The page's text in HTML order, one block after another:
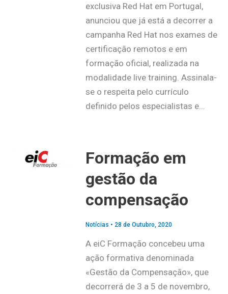
exclusiva Red Hat em Portugal,
anunciou que já está a decorrer a
campanha Red Hat nos exames de
certificação remotos e em
formação oficial, realizada na
modalidade live training. Assinala-
se o respeita pelo currículo
definido pelos especialistas e…
Formação em
gestão da
compensação
Notícias • 28 de Outubro, 2020
A eiC Formação concebeu uma
ação formativa denominada
«Gestão da Compensação», que
decorrerá de 3 a 5 de novembro,